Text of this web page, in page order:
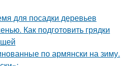
для посадки деревьев
Как подготовить грядки
по армянски на зиму.